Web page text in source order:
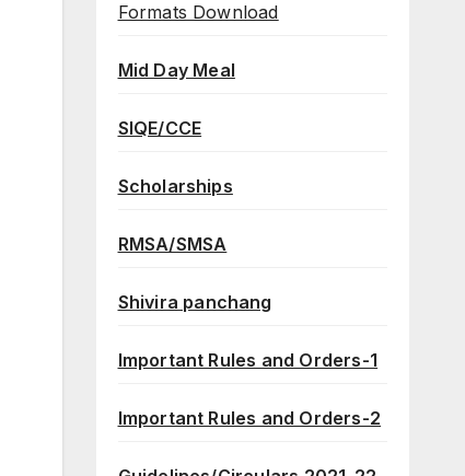
Formats Download
Mid Day Meal
SIQE/CCE
Scholarships
RMSA/SMSA
Shivira panchang
Important Rules and Orders-1
Important Rules and Orders-2